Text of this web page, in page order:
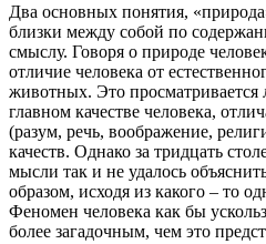
Два основных понятия,
близки между собой по
смыслу. Говоря о природе
отличие человека от
животных. Это просматривается
главном качестве человека,
(разум, речь, воображение,
качеств. Однако за тридцать
мысли так и не удалось
образом, исходя из какого – то
Феномен человека как бы
более загадочным, чем это